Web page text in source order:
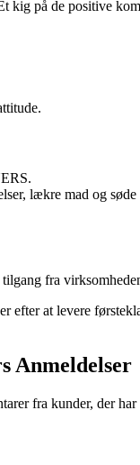
på de positive
lækre mad og søde
fra
at levere
Anmeldelser
fra kunder, der